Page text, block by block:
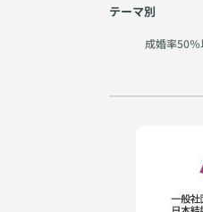
テーマ別
成婚率50％